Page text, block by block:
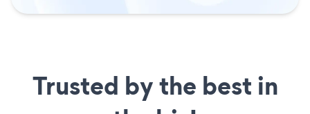
Trusted by the best in